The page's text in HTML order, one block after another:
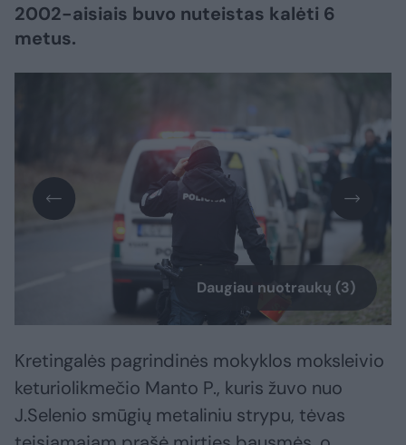
2002-aisiais buvo nuteistas kalėti 6
metus.
Daugiau nuotraukų (3)
Kretingalės pagrindinės mokyklos moksleivio
keturiolikmečio Manto P., kuris žuvo nuo
J.Selenio smūgių metaliniu strypu, tėvas